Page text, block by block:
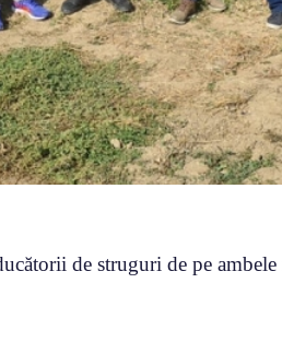
de struguri de pe